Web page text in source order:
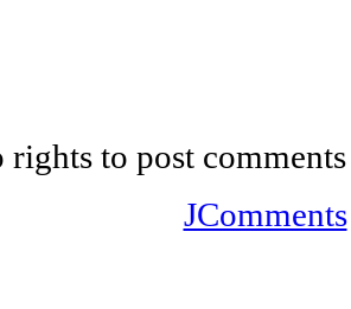
rights to post comments
JComments